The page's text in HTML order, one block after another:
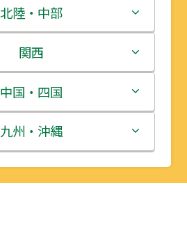
青森県
岩手県
宮城県
秋田県
山形県
茨城県
栃木県
群馬県
埼玉県
千葉県
北陸・中部
新潟県
富山県
石川県
福井県
関西
三重県
滋賀県
京都府
中国・四国
鳥取県
島根県
九州・沖縄
福岡県